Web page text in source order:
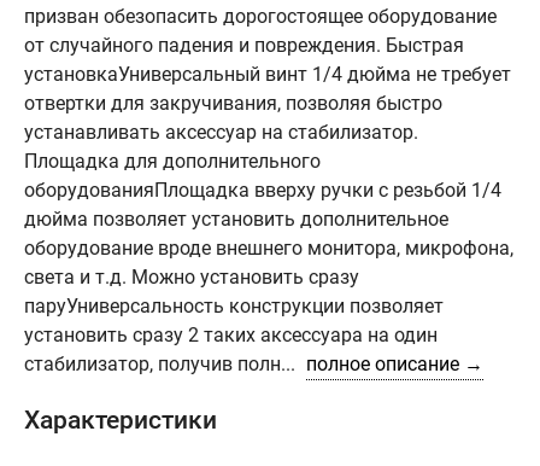
призван обезопасить дорогостоящее оборудование
от случайного падения и повреждения. Быстрая
установкаУниверсальный винт 1/4 дюйма не требует
отвертки для закручивания, позволяя быстро
устанавливать аксессуар на стабилизатор.
Площадка для дополнительного
оборудованияПлощадка вверху ручки с резьбой 1/4
дюйма позволяет установить дополнительное
оборудование вроде внешнего монитора, микрофона,
света и т.д. Можно установить сразу
паруУниверсальность конструкции позволяет
установить сразу 2 таких аксессуара на один
стабилизатор, получив полн... полное описание →
Характеристики